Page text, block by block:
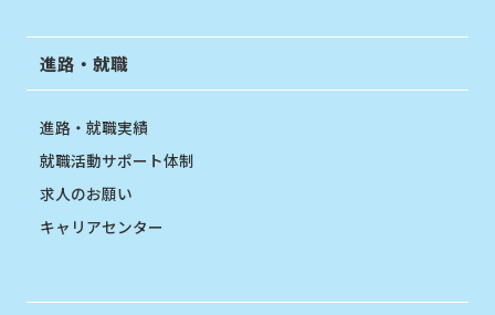
進路・就職
進路・就職実績
就職活動サポート体制
求人のお願い
キャリアセンター